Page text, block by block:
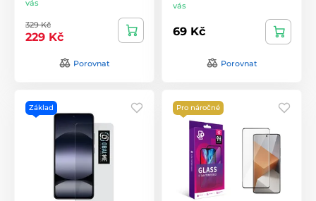
vás
329 Kč
229 Kč
Porovnat
vás
69 Kč
Porovnat
Základ Pro náročné